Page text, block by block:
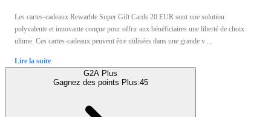
Les cartes-cadeaux Rewarble Super Gift Cards 20 EUR sont une solution
polyvalente et innovante conçue pour offrir aux bénéficiaires une liberté de choix
ultime. Ces cartes-cadeaux peuvent être utilisées dans une grande v ...
Lire la suite
G2A Plus
Gagnez des points Plus:45